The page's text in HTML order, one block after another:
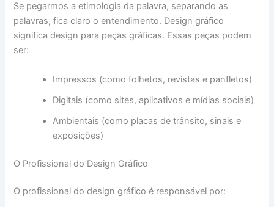
Se pegarmos a etimologia da palavra, separando as
palavras, fica claro o entendimento. Design gráfico
significa design para peças gráficas. Essas peças podem
ser:
Impressos (como folhetos, revistas e panfletos)
Digitais (como sites, aplicativos e mídias sociais)
Ambientais (como placas de trânsito, sinais e
exposições)
O Profissional do Design Gráfico
O profissional do design gráfico é responsável por: